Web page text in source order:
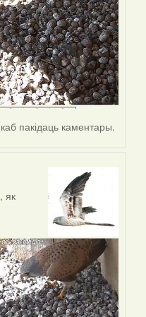
каб пакідаць каментары.
як